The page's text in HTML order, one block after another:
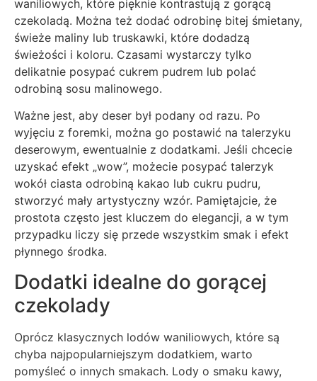
waniliowych, które pięknie kontrastują z gorącą
czekoladą. Można też dodać odrobinę bitej śmietany,
świeże maliny lub truskawki, które dodadzą
świeżości i koloru. Czasami wystarczy tylko
delikatnie posypać cukrem pudrem lub polać
odrobiną sosu malinowego.
Ważne jest, aby deser był podany od razu. Po
wyjęciu z foremki, można go postawić na talerzyku
deserowym, ewentualnie z dodatkami. Jeśli chcecie
uzyskać efekt „wow”, możecie posypać talerzyk
wokół ciasta odrobiną kakao lub cukru pudru,
stworzyć mały artystyczny wzór. Pamiętajcie, że
prostota często jest kluczem do elegancji, a w tym
przypadku liczy się przede wszystkim smak i efekt
płynnego środka.
Dodatki idealne do gorącej
czekolady
Oprócz klasycznych lodów waniliowych, które są
chyba najpopularniejszym dodatkiem, warto
pomyśleć o innych smakach. Lody o smaku kawy,